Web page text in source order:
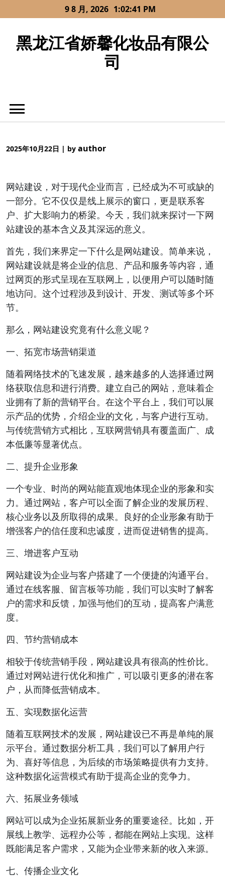
to
9 8 月, 2026 1:02:41 PM
黑龙江省娇馨化妆品有限公
司
2025年10月22日 | by author
网站建设，对于现代企业而言，已经成为不可或缺的
一部分。它不仅仅是线上展示的窗口，更是联系客
户、扩大影响力的桥梁。今天，我们就来探讨一下网
站建设的基本含义及其深远的意义。
首先，我们来界定一下什么是网站建设。简单来说，
网站建设就是将企业的信息、产品和服务等内容，通
过网页的形式呈现在互联网上，以便用户可以随时随
地访问。这个过程涉及到设计、开发、测试等多个环
节。
那么，网站建设究竟有什么意义呢？
一、拓宽市场营销渠道
随着网络技术的飞速发展，越来越多的人选择通过网
络获取信息和进行消费。建立自己的网站，意味着企
业拥有了新的营销平台。在这个平台上，我们可以展
示产品的优势，介绍企业的文化，与客户进行互动。
与传统营销方式相比，互联网营销具有覆盖面广、成
本低廉等显著优点。
二、提升企业形象
一个专业、时尚的网站能直观地体现企业的形象和实
力。通过网站，客户可以全面了解企业的发展历程、
核心业务以及所取得的成果。良好的企业形象有助于
增强客户的信任度和忠诚度，进而促进销售的提高。
三、增进客户互动
网站建设为企业与客户搭建了一个便捷的沟通平台。
通过在线客服、留言板等功能，我们可以实时了解客
户的需求和反馈，加强与他们的互动，提高客户满意
度。
四、节约营销成本
相较于传统营销手段，网站建设具有很高的性价比。
通过对网站进行优化和推广，可以吸引更多的潜在客
户，从而降低营销成本。
五、实现数据化运营
随着互联网技术的发展，网站建设已不再是单纯的展
示平台。通过数据分析工具，我们可以了解用户行
为、喜好等信息，为后续的市场策略提供有力支持。
这种数据化运营模式有助于提高企业的竞争力。
六、拓展业务领域
网站可以成为企业拓展新业务的重要途径。比如，开
展线上教学、远程办公等，都能在网站上实现。这样
既能满足客户需求，又能为企业带来新的收入来源。
七、传播企业文化